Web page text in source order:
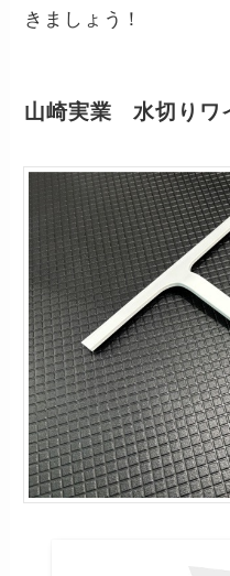
きましょう！
山崎実業 水切りワ